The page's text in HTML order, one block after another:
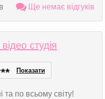
Ще немає відгуків
студія
** Показати
та по всьому світу!